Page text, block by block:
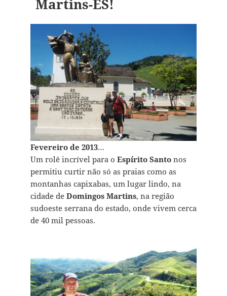
Martins-ES!
Fevereiro de 2013…
Um rolê incrível para o Espírito Santonos
permitiu curtir não só as praias como as
montanhas capixabas, um lugar lindo, na
cidade de Domingos Martins, na região
sudoeste serrana do estado, onde vivem cerca
de 40 mil pessoas.